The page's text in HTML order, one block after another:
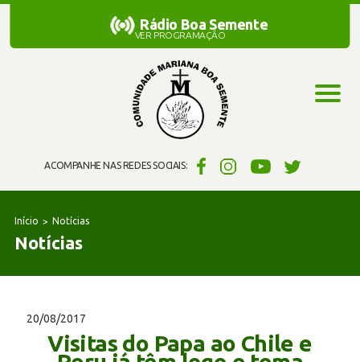
ACOMPANHE NAS REDES SOCIAIS:
Rádio Boa Semente
Rádio Boa Semente
VER PROGRAMAÇÃO
Início Notícias
Notícias
20/08/2017
Visitas do Papa ao Chile e